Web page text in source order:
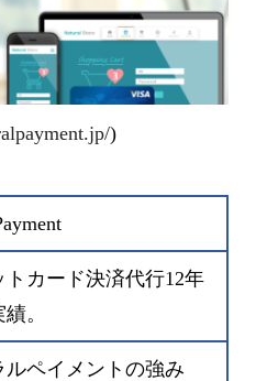
)
トカード決済代行12年
。
ルペイメントの強み